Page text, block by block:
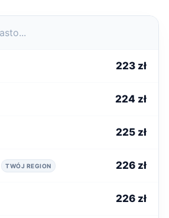
223 zł
224 zł
225 zł
TWÓJ REGION 226 zł
226 zł